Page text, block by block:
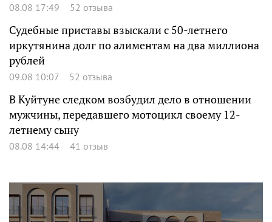
08.08 17:49 52 отзыва
Судебные приставы взыскали с 50-летнего
иркутянина долг по алиментам на два миллиона
рублей
09.08 10:07 52 отзыва
В Куйтуне следком возбудил дело в отношении
мужчины, передавшего мотоцикл своему 12-
летнему сыну
08.08 14:44 41 отзыв